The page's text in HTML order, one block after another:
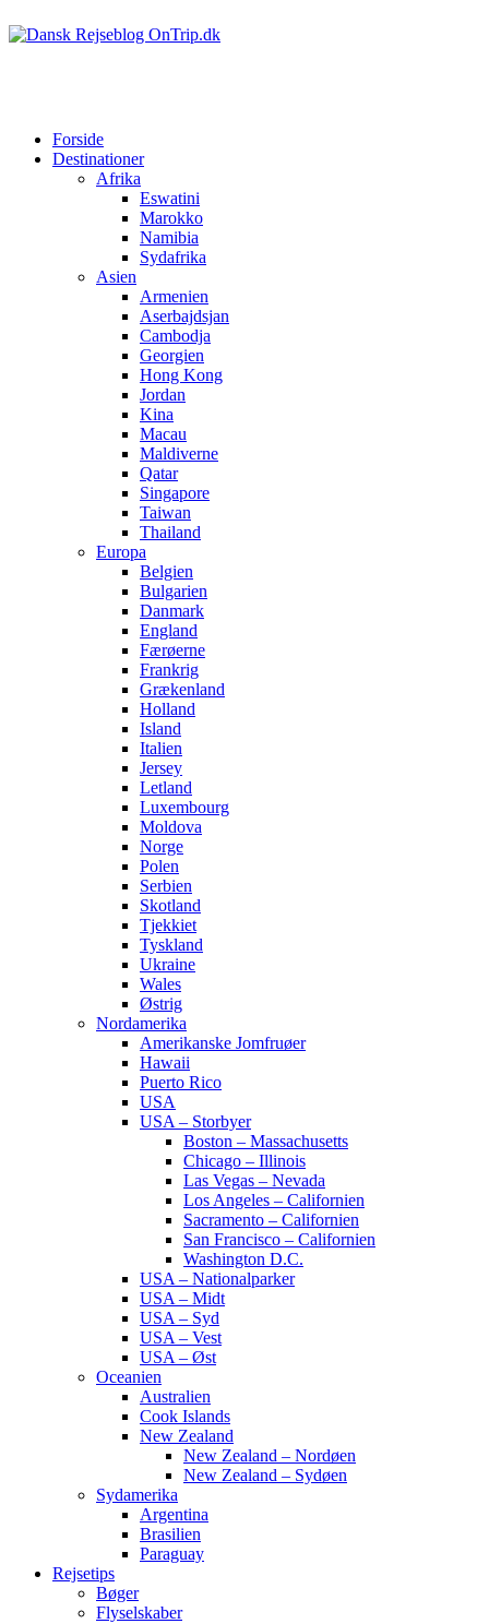
Forside
Destinationer
Afrika
Eswatini
Marokko
Namibia
Sydafrika
Asien
Armenien
Aserbajdsjan
Cambodja
Georgien
Hong Kong
Jordan
Kina
Macau
Maldiverne
Qatar
Singapore
Taiwan
Thailand
Europa
Belgien
Bulgarien
Danmark
England
Færøerne
Frankrig
Grækenland
Holland
Island
Italien
Jersey
Letland
Luxembourg
Moldova
Norge
Polen
Serbien
Skotland
Tjekkiet
Tyskland
Ukraine
Wales
Østrig
Nordamerika
Amerikanske Jomfruøer
Hawaii
Puerto Rico
USA
USA – Storbyer
Boston – Massachusetts
Chicago – Illinois
Las Vegas – Nevada
Los Angeles – Californien
Sacramento – Californien
San Francisco – Californien
Washington D.C.
USA – Nationalparker
USA – Midt
USA – Syd
USA – Vest
USA – Øst
Oceanien
Australien
Cook Islands
New Zealand
New Zealand – Nordøen
New Zealand – Sydøen
Sydamerika
Argentina
Brasilien
Paraguay
Rejsetips
Bøger
Flyselskaber